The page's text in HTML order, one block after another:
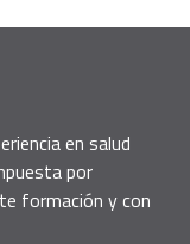
en salud
por
formación y con